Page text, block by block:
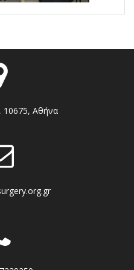
10675, Αθήνα